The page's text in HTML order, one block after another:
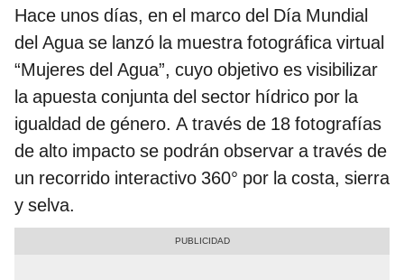
Hace unos días, en el marco del Día Mundial
del Agua se lanzó la muestra fotográfica virtual
“Mujeres del Agua”, cuyo objetivo es visibilizar
la apuesta conjunta del sector hídrico por la
igualdad de género. A través de 18 fotografías
de alto impacto se podrán observar a través de
un recorrido interactivo 360° por la costa, sierra
y selva.